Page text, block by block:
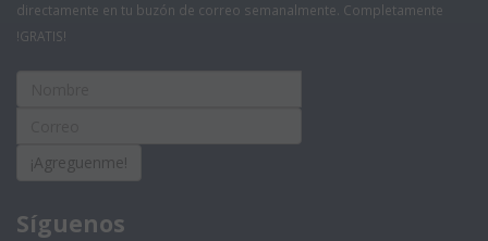
directamente en tu buzón de correo semanalmente. Completamente
!GRATIS!
¡Agreguenme!
Síguenos